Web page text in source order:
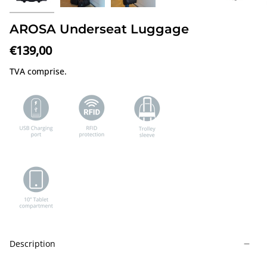
AROSA Underseat Luggage
€139,00
TVA comprise.
Description